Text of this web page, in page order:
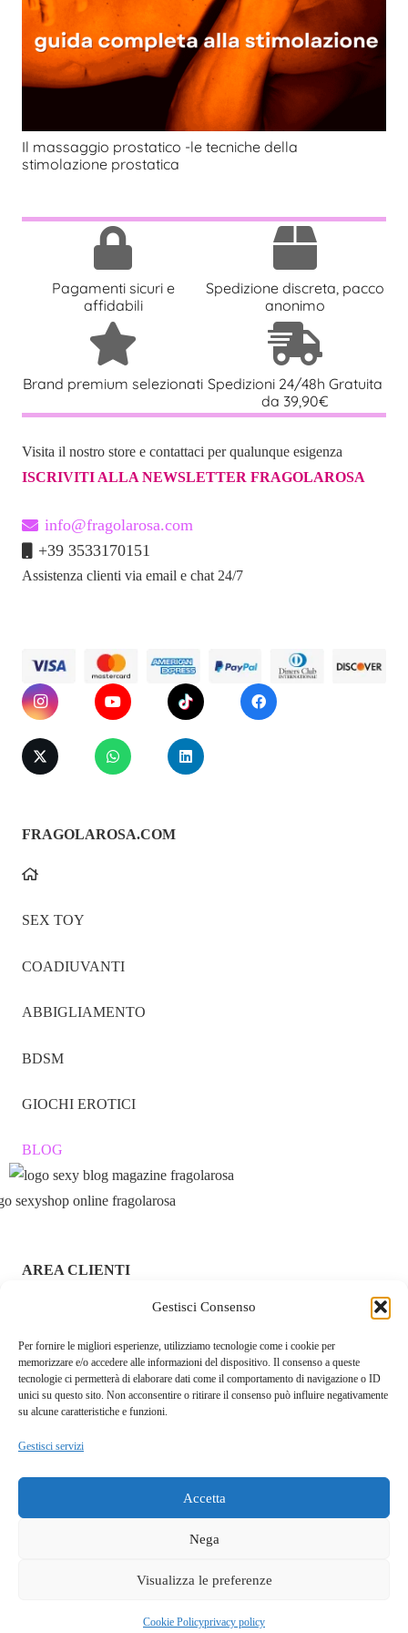
Gestisci Consenso
Per fornire le migliori esperienze, utilizziamo tecnologie come i cookie per
memorizzare e/o accedere alle informazioni del dispositivo. Il consenso a queste
tecnologie ci permetterà di elaborare dati come il comportamento di navigazione o ID
unici su questo sito. Non acconsentire o ritirare il consenso può influire negativamente
su alcune caratteristiche e funzioni.
Gestisci servizi
Accetta
Nega
Visualizza le preferenze
Cookie Policyprivacy policy
Il massaggio prostatico -le tecniche della
stimolazione prostatica
Pagamenti sicuri e
affidabili
Spedizione discreta, pacco
anonimo
Brand premium selezionati Spedizioni 24/48h Gratuita
da 39,90€
Visita il nostro store e contattaci per qualunque esigenza
ISCRIVITI ALLA NEWSLETTER FRAGOLAROSA
info@fragolarosa.com
+39 3533170151
Assistenza clienti via email e chat 24/7
FRAGOLAROSA.COM
SEX TOY
COADIUVANTI
ABBIGLIAMENTO
BDSM
GIOCHI EROTICI
BLOG
AREA CLIENTI
ACCEDI / REGISTRATI
CHI SIAMO – FRAGOLAROSA | SEXY SHOP ONLINE
ITALIANO SICURO E DISCRETO
RESI E RIMBORSI
COOKIE POLICY
privacy policy